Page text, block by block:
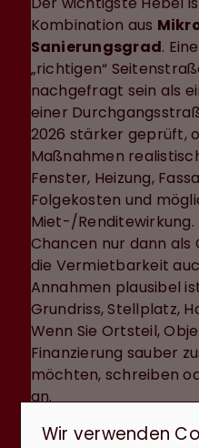
Kombination aus
Sanierungsgrad.
„richtigen“
nachgefragt sein als
einer
2026 stärker geprüft,
Maßnahmen
Fenster, Heizung,
Folgekosten und
Miet-/Renditewirkung.
Chancen nur dann
die Vermietbarkeit
Annahmen plausibel
Grundriss, Stellplatz,
Wenn Sie Ortsteil,
Finanzierung sauber
möchten, schreiben
an.
Ihr nächster
Wir verwenden